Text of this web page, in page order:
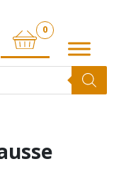
0
ARTICLE